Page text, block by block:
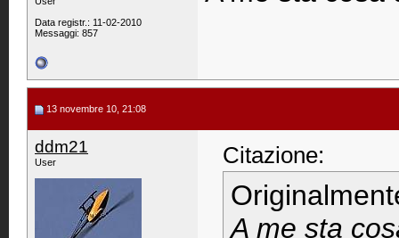
Data registr.: 11-02-2010
Messaggi: 857
13 novembre 10, 21:08
ddm21
User Citazione:
A me sta